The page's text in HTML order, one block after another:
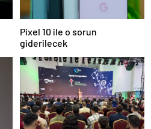
Pixel 10 ile o sorun
giderilecek